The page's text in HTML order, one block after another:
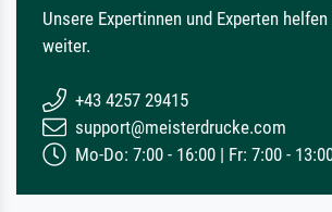
Unsere Expertinnen und Experten
weiter.
+43 4257 29415
support@meisterdrucke.com
Mo-Do: 7:00 - 16:00 | Fr: 7:00 -